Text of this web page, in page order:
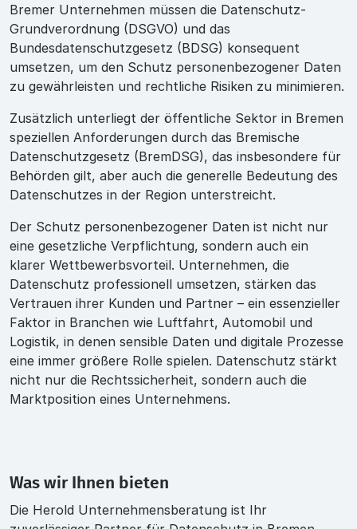
Bremer Unternehmen müssen die Datenschutz-
Grundverordnung (DSGVO) und das
Bundesdatenschutzgesetz (BDSG) konsequent
umsetzen, um den Schutz personenbezogener Daten
zu gewährleisten und rechtliche Risiken zu minimieren.
Zusätzlich unterliegt der öffentliche Sektor in Bremen
speziellen Anforderungen durch das Bremische
Datenschutzgesetz (BremDSG), das insbesondere für
Behörden gilt, aber auch die generelle Bedeutung des
Datenschutzes in der Region unterstreicht.
Der Schutz personenbezogener Daten ist nicht nur
eine gesetzliche Verpflichtung, sondern auch ein
klarer Wettbewerbsvorteil. Unternehmen, die
Datenschutz professionell umsetzen, stärken das
Vertrauen ihrer Kunden und Partner – ein essenzieller
Faktor in Branchen wie Luftfahrt, Automobil und
Logistik, in denen sensible Daten und digitale Prozesse
eine immer größere Rolle spielen. Datenschutz stärkt
nicht nur die Rechtssicherheit, sondern auch die
Marktposition eines Unternehmens.
Was wir Ihnen bieten
Die Herold Unternehmensberatung ist Ihr